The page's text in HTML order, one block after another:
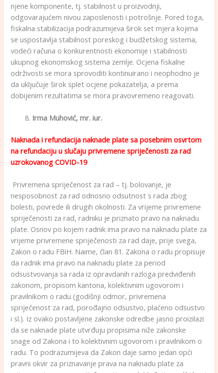
njene komponente, tj. stabilnost u proizvodnji,
odgovarajućem nivou zaposlenosti i potrošnje. Pored toga,
fiskalna stabilizacija podrazumijeva širok set mjera kojima
se uspostavlja stabilnost poreskog i budžetskog sistema,
vodeći računa o konkurentnosti ekonomije i stabilnosti
ukupnog ekonomskog sistema zemlje. Ocjena fiskalne
održivosti se mora sprovoditi kontinuirano i neophodno je
da uključuje širok splet ocjene pokazatelja, a prema
dobijenim rezultatima se mora pravovremeno reagovati.
Irma Muhović, mr. iur.
Naknada i refundacija naknade plate sa posebnim osvrtom
na refundaciju u slučaju privremene spriječenosti za rad
uzrokovanog COVID-19
Privremena spriječenost za rad – tj. bolovanje, je
nesposobnost za rad odnosno odsutnost s rada zbog
bolesti, povrede ili drugih okolnosti. Za vrijeme privremene
spriječenosti za rad, radniku je priznato pravo na naknadu
plate. Osnov po kojem radnik ima pravo na naknadu plate za
vrijeme privremene spriječenosti za rad daje, prije svega,
Zakon o radu FBiH. Naime, član 81. Zakona o radu propisuje
da radnik ima pravo na naknadu plate za period
odsustvovanja sa rada iz opravdanih razloga predviđenih
zakonom, propisom kantona, kolektivnim ugovorom i
pravilnikom o radu (godišnji odmor, privremena
spriječenost za rad, porođajno odsustvo, plaćeno odsustvo
i sl.). Iz ovako postavljene zakonske odredbe jasno proizilazi
da se naknade plate utvrđuju propisima niže zakonske
snage od Zakona i to kolektivnim ugovorom i pravilnikom o
radu. To podrazumijeva da Zakon daje samo jedan opći
pravni okvir za priznavanje prava na naknadu plate za